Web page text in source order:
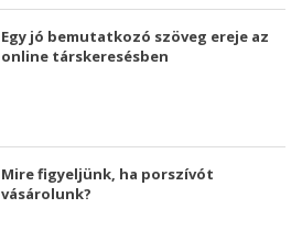
Egy jó bemutatkozó szöveg ereje az
online társkeresésben
Mire figyeljünk, ha porszívót
vásárolunk?